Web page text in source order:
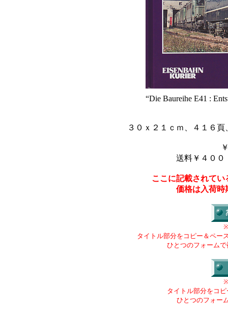
“Die Baureihe E41 :
３０ｘ２１ｃｍ、４１６
送料￥４００
ここに記載されて
価格は入荷時
タイトル部分をコピー＆ペー
ひとつのフォーム
タイトル部分をコ
ひとつのフォー